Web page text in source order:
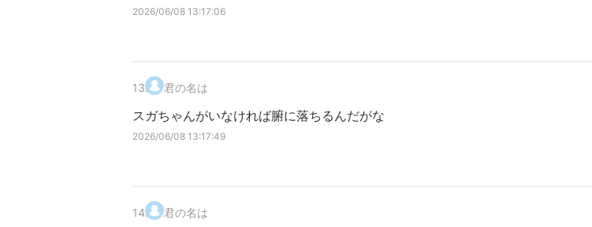
2026/06/08 13:17:06
13. 君の名は
スガちゃんがいなければ腑に落ちるんだがな
2026/06/08 13:17:49
14. 君の名は